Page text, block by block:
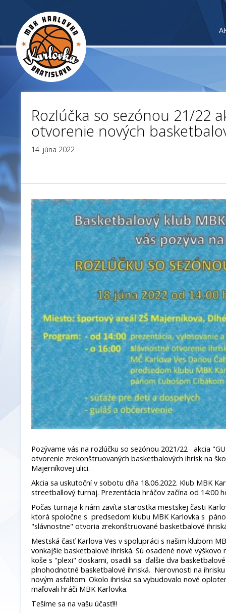
Rozlúčka so sezónou 21/22
otvorenie nových
14. júna 2022
Pozývame vás na rozlúčku so sezónou 2021/22 akcia
otvorenie zrekonštruovaných basketbalových ihrísk na
Majerníkovej ulici.
Akcia sa uskutoční v sobotu dňa 18.06.2022. Klub MBK
streetballový turnaj. Prezentácia hráčov začína od 14:00
Počas turnaja k nám zavíta starostka mestskej časti
ktorá spoločne s predsedom klubu MBK Karlovka s
"slávnostne" otvoria zrekonštruované basketbalové
Mestská časť Karlova Ves v spolupráci s našim klubom
vonkajšie basketbalové ihriská. Sú osadené nové
koše s "plexi" doskami, osadili sa ďalšie dva
plnohodnotné basketbalové ihriská. Nerovnosti na
novým asfaltom. Okolo ihriska sa vybudovalo nové
maľovali hráči MBK Karlovka.
Tešíme sa na vašu účasť!!!